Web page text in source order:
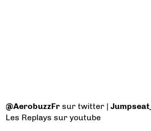
@AerobuzzFr sur twitter |
Les Replays sur youtube